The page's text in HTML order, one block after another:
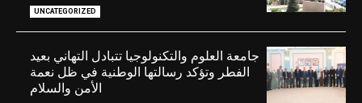
UNCATEGORIZED
جامعة العلوم والتكنولوجيا تتبادل التهاني بعيد
الفطر وتؤكد رسالتها الوطنية في ظل نعمة
الأمن والسلام